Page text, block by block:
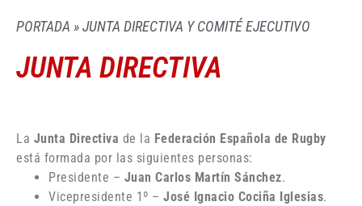
PORTADA »JUNTA DIRECTIVA Y COMITÉ EJECUTIVO
JUNTA DIRECTIVA
La Junta Directiva de la Federación Española de Rugby
está formada por las siguientes personas:
Presidente – Juan Carlos Martín Sánchez.
Vicepresidente 1º – José Ignacio Cociña Iglesias.